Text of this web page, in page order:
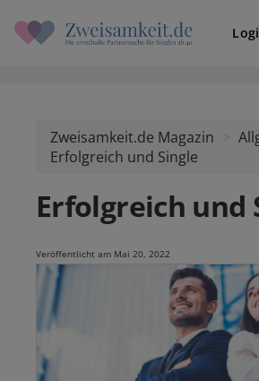
Zweisamkeit.de Magazin
Erfolgreich und Single
Erfolgreich und
Veröffentlicht am Mai 20, 2022